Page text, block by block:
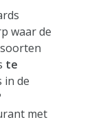
waar de
te
in de
met